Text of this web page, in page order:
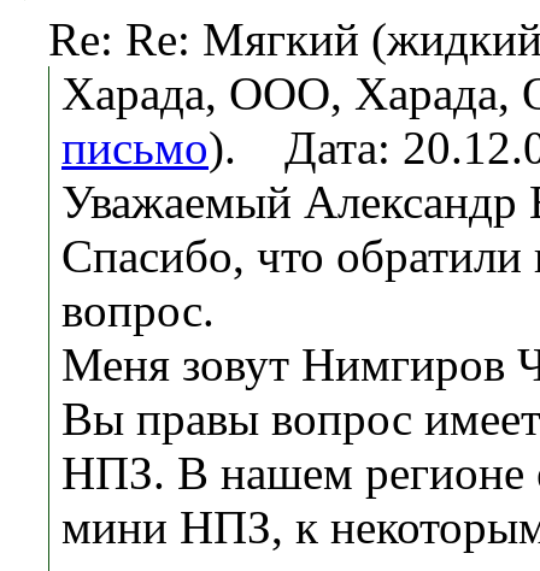
Re: Re: Мягкий
Харада, ООО,
письмо). Дата:
Уважаемый Александр
Спасибо, что
вопрос.
Меня зовут Нимгиров
Вы правы вопрос
НПЗ. В нашем регионе
мини НПЗ, к